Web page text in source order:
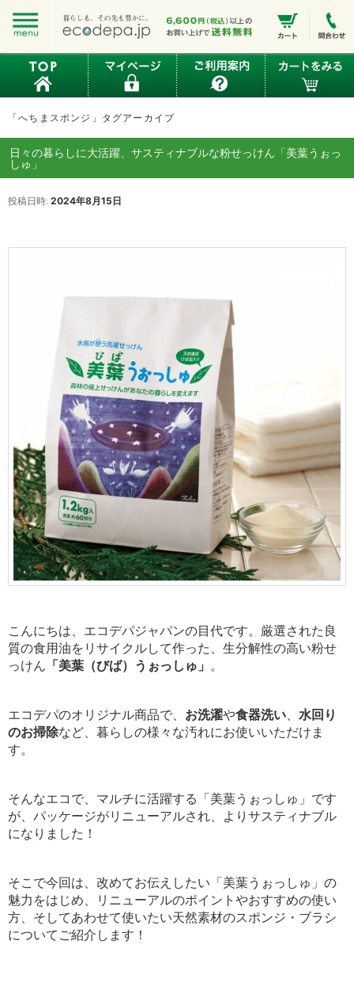
「へちまスポンジ 」タグアーカイブ
日々の暮らしに大活躍、サスティナブルな粉せっけん「美葉うぉっ
しゅ」
投稿日時: 2024年8月15日
こんにちは、エコデパジャパンの目代です。厳選された良
質の食用油をリサイクルして作った、生分解性の高い粉せ
っけん 「美葉（びば）うぉっしゅ」 。
エコデパのオリジナル商品で、 お洗濯や食器洗い、 水回り
のお掃除など、暮らしの様々な汚れにお使いいただけま
す。
そんなエコで、マルチに活躍する「美葉うぉっしゅ」です
が、パッケージがリニューアルされ、よりサスティナブル
になりました！
そこで今回は、改めてお伝えしたい「美葉うぉっしゅ」の
魅力をはじめ、リニューアルのポイントやおすすめの使い
方、そしてあわせて使いたい天然素材のスポンジ・ブラシ
についてご紹介します！